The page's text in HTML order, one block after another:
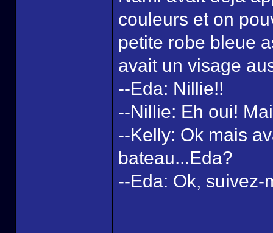
couleurs et on
petite robe bleue
avait un visage
--Eda: Nillie!!
--Nillie: Eh oui!
--Kelly: Ok mais
bateau...Eda?
--Eda: Ok, suivez-